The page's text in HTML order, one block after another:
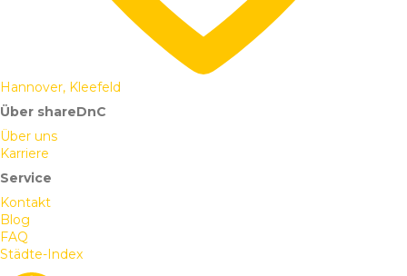
Hannover, Kleefeld
Über shareDnC
Über uns
Karriere
Service
Kontakt
Blog
FAQ
Städte-Index